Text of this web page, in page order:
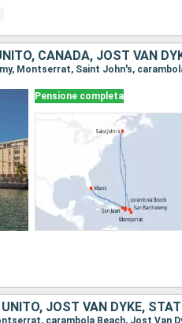
CANADA, JOST VAN
Montserrat, Saint John's,
Pensione completa
JOST VAN DYKE,
carambola Beach, Jost Van